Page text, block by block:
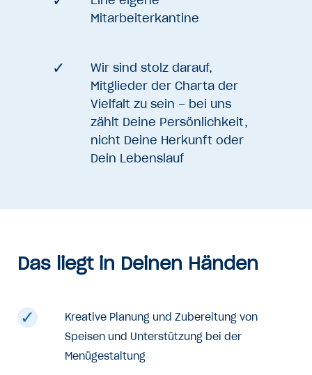
Das liegt in Deinen Händen
Kreative Planung und Zubereitung von
Speisen und Unterstützung bei der
Menügestaltung
Mitarbeiterkantine
Wir sind stolz darauf,
Mitglieder der Charta der
Vielfalt zu sein – bei uns
zählt Deine Persönlichkeit,
nicht Deine Herkunft oder
Dein Lebenslauf